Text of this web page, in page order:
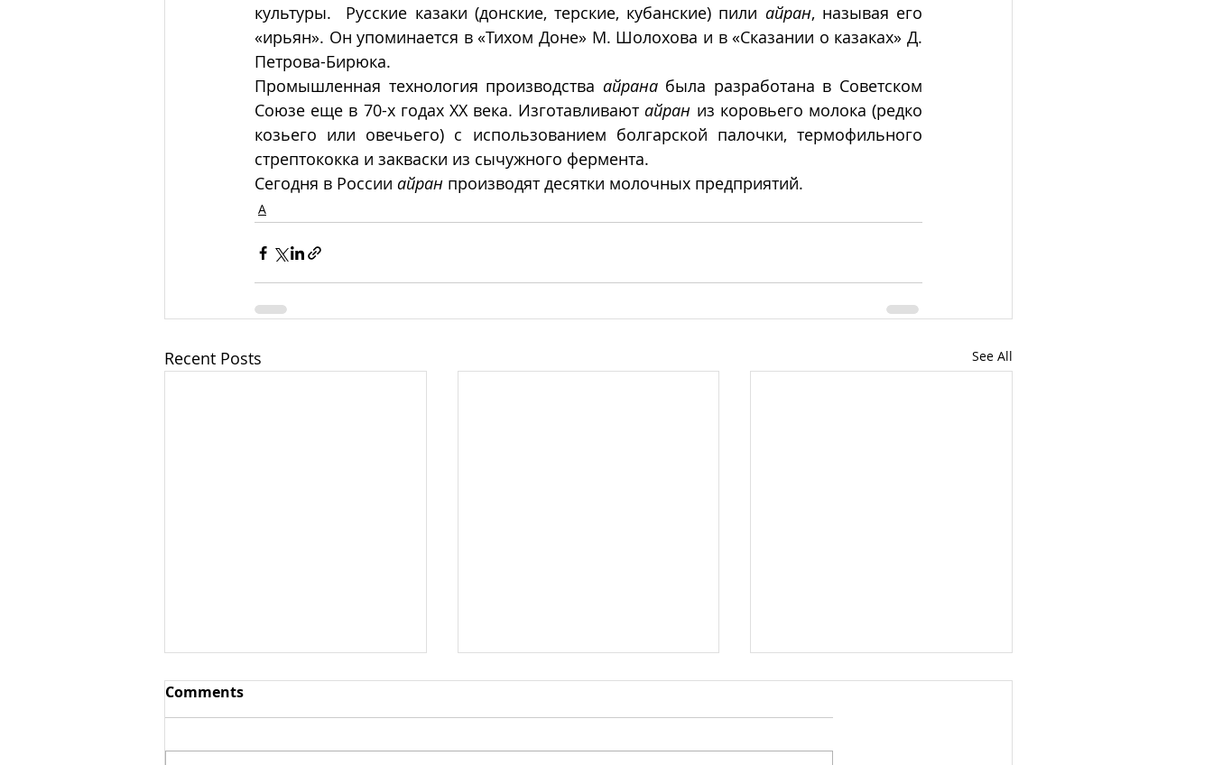
культуры.  Русские казаки (донские, терские, кубанские) пили айран, называя его
«ирьян». Он упоминается в «Тихом Доне» М. Шолохова и в «Сказании о казаках» Д.
Петрова-Бирюка.
Промышленная технология производства айрана была разработана в Советском
Союзе еще в 70-х годах ХХ века. Изготавливают айран из коровьего молока (редко
козьего или овечьего) с использованием болгарской палочки, термофильного
стрептококка и закваски из сычужного фермента.
Сегодня в России айран производят десятки молочных предприятий.
А
Recent Posts See All
Аюрведичсекая
Comments